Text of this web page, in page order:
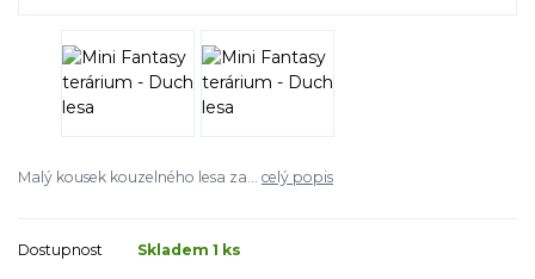
Malý kousek kouzelného lesa za... celý popis
Dostupnost Skladem 1 ks